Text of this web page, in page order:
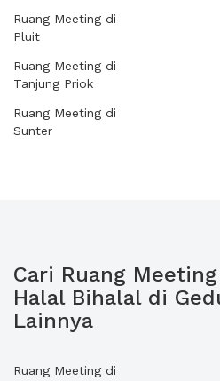
Ruang Meeting di
Pluit
Ruang Meeting di
Tanjung Priok
Ruang Meeting di
Sunter
Cari Ruang
Halal Bihalal di
Lainnya
Ruang Meeting di